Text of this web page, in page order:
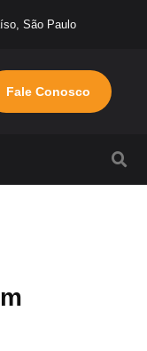
São Paulo
Fale Conosco